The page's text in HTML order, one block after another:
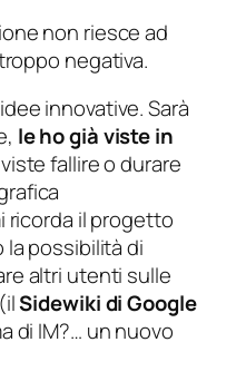
non riesce ad
negativa.
innovative. Sarà
le ho già viste in
fallire o durare
ricorda il progetto
la possibilità di
altri utenti sulle
Sidewiki di Google
di IM?… un nuovo